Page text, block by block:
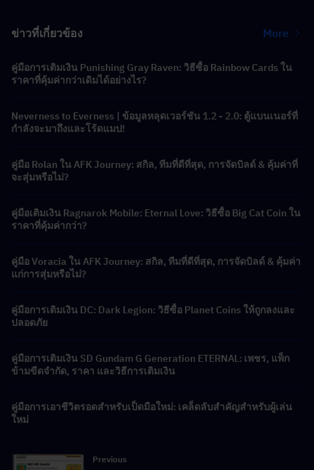
ข่าวที่เกี่ยวข้อง More
คู่มือการเติมเงิน Punishing Gray Raven: วิธีซื้อ Rainbow Cards ใน
ราคาที่คุ้มค่ากว่าเดิมได้อย่างไร?
Neverness to Everness | ข้อมูลหลุดเวอร์ชัน 1.2 - 2.0: ตู้แบนเนอร์ที่
กำลังจะมาถึงและโร้ดแมป!
คู่มือ Rolan ใน AFK Journey: สกิล, ทีมที่ดีที่สุด, การจัดบิลด์ & คุ้มค่าที่
จะสุ่มหรือไม่?
คู่มือเติมเงิน Ragnarok Mobile: Eternal Love: วิธีซื้อ Big Cat Coin ใน
ราคาที่คุ้มค่ากว่า?
คู่มือ Voracia ใน AFK Journey: สกิล, ทีมที่ดีที่สุด, การจัดบิลด์ & คุ้มค่า
แก่การสุ่มหรือไม่?
คู่มือการเติมเงิน DC: Dark Legion: วิธีซื้อ Planet Coins ให้ถูกลงและ
ปลอดภัย
คู่มือการเติมเงิน SD Gundam G Generation ETERNAL: เพชร, แพ็ก
ข้ามขีดจำกัด, ราคา และวิธีการเติมเงิน
คู่มือการเอาชีวิตรอดสำหรับเป็ดมือใหม่: เคล็ดลับสำคัญสำหรับผู้เล่น
ใหม่
Previous